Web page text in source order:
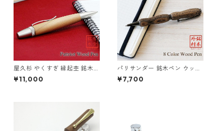
屋久杉 やくすぎ 縁起杢 銘木ボ
ールペン ウッドペン 木のボー
ルペン パーカータイプ SP153
¥11,000
パリサンダー 銘木ペン ウッド
木のボールペン クロスタイプ
TWD1601
¥7,700